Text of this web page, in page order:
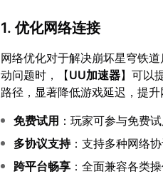
1. 优化网络连接
网络优化对于解决崩坏星穹铁
动问题时，【UU加速器】可以
路径，显著降低游戏延迟，提
免费试用 ：玩家可参与免费
多协议支持：支持多种网络
跨平台畅享 ：全面兼容各类